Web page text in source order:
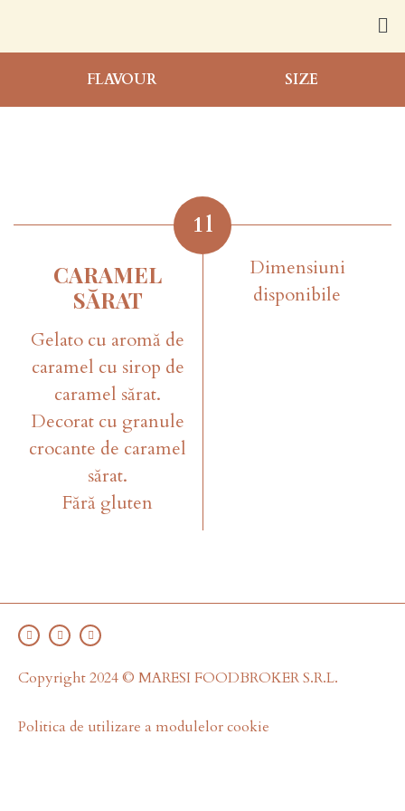
FLAVOUR SIZE
1l
CARAMEL
SĂRAT
Gelato cu aromă de
caramel cu sirop de
caramel sărat.
Decorat cu granule
crocante de caramel
sărat.
Fără gluten
Dimensiuni
disponibile
Copyright 2024 © MARESI FOODBROKER S.R.L.
Politica de utilizare a modulelor cookie